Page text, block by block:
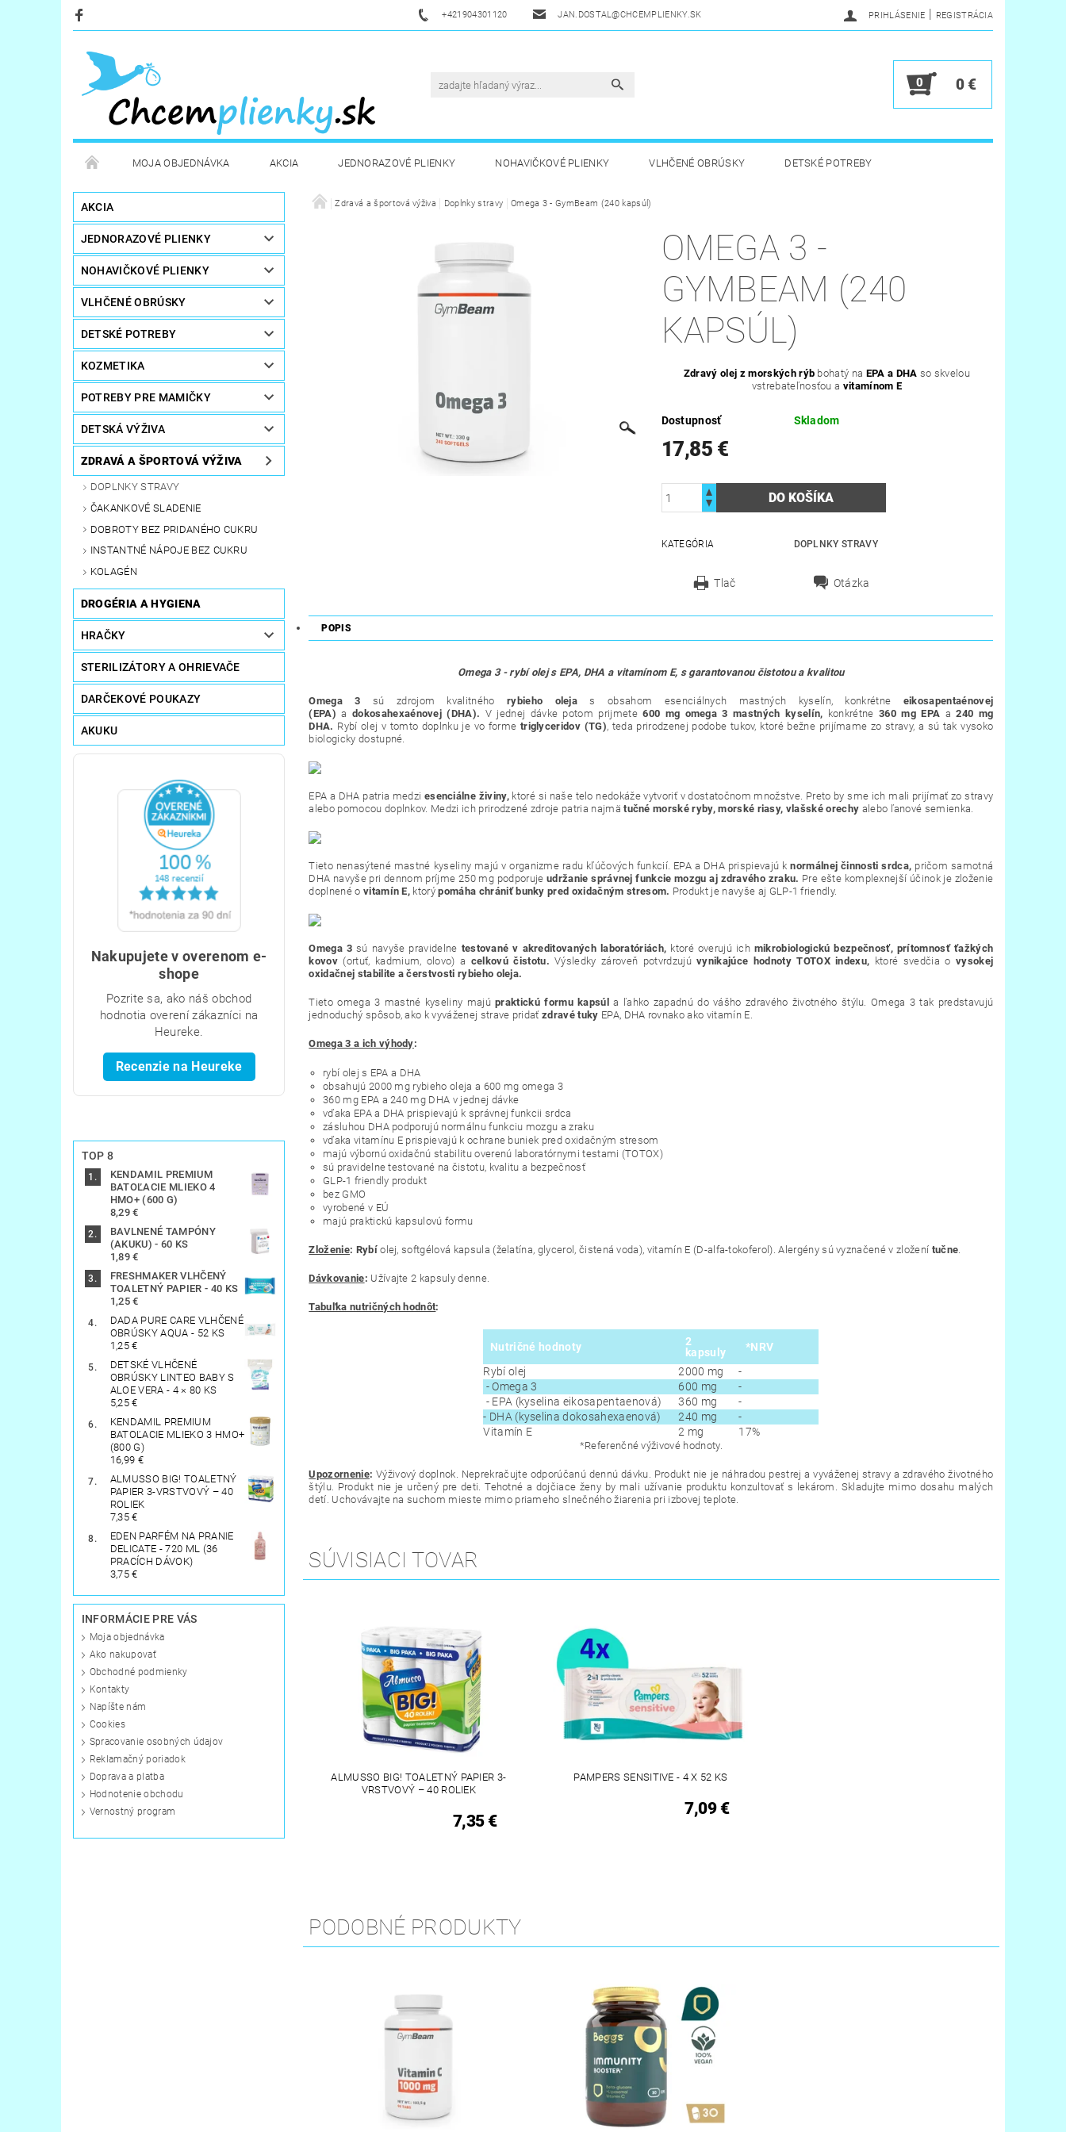
+421904301120 JAN.DOSTAL@CHCEMPLIENKY.SK PRIHLÁSENIE | REGISTRÁCIA
0 0 €
MOJA OBJEDNÁVKA AKCIA JEDNORAZOVÉ PLIENKY NOHAVIČKOVÉ PLIENKY VLHČENÉ OBRÚSKY DETSKÉ POTREBY
KOZMETIKA DETSKÁ VÝŽIVA ZDRAVÁ A ŠPORTOVÁ VÝŽIVA DROGÉRIA A HYGIENA
STERILIZÁTORY A OHRIEVAČE OBCHODNÉ PODMIENKY KONTAKTY VERNOSTNÝ PROGRAM
AKCIA
JEDNORAZOVÉ PLIENKY
NOHAVIČKOVÉ PLIENKY
VLHČENÉ OBRÚSKY
DETSKÉ POTREBY
KOZMETIKA
POTREBY PRE MAMIČKY
DETSKÁ VÝŽIVA
ZDRAVÁ A ŠPORTOVÁ VÝŽIVA
DOPLNKY STRAVY
ČAKANKOVÉ SLADENIE
DOBROTY BEZ PRIDANÉHO CUKRU
INSTANTNÉ NÁPOJE BEZ CUKRU
KOLAGÉN
DROGÉRIA A HYGIENA
HRAČKY
STERILIZÁTORY A OHRIEVAČE
DARČEKOVÉ POUKAZY
AKUKU
Nakupujete v overenom e-
shope
Pozrite sa, ako náš obchod
hodnotia overení zákazníci na
Heureke.
Recenzie na Heureke
TOP 8
KENDAMIL PREMIUM
BATOĽACIE MLIEKO 4
HMO+ (600 G)
8,29 €
BAVLNENÉ TAMPÓNY
(AKUKU) - 60 KS
1,89 €
FRESHMAKER VLHČENÝ
TOALETNÝ PAPIER - 40 KS
1,25 €
DADA PURE CARE VLHČENÉ
OBRÚSKY AQUA - 52 KS
1,25 €
DETSKÉ VLHČENÉ
OBRÚSKY LINTEO BABY S
ALOE VERA - 4 × 80 KS
5,25 €
KENDAMIL PREMIUM
BATOĽACIE MLIEKO 3 HMO+
(800 G)
16,99 €
ALMUSSO BIG! TOALETNÝ
PAPIER 3-VRSTVOVÝ – 40
ROLIEK
7,35 €
EDEN PARFÉM NA PRANIE
DELICATE - 720 ML (36
PRACÍCH DÁVOK)
3,75 €
INFORMÁCIE PRE VÁS
Moja objednávka
Ako nakupovať
Obchodné podmienky
Kontakty
Napíšte nám
Cookies
Spracovanie osobných údajov
Reklamačný poriadok
Doprava a platba
Hodnotenie obchodu
Vernostný program
Zdravá a športová výživa Doplnky stravy Omega 3 - GymBeam (240 kapsúl)
OMEGA 3 -
GYMBEAM (240
KAPSÚL)
Zdravý olej z morských rýb bohatý na EPA a DHA so skvelou
vstrebateľnosťou a vitamínom E
Dostupnosť Skladom
17,85 €
KATEGÓRIA DOPLNKY STRAVY
Tlač Otázka
POPIS
Omega 3 - rybí olej s EPA, DHA a vitamínom E, s garantovanou čistotou a kvalitou
Omega 3 sú zdrojom kvalitného rybieho oleja s obsahom esenciálnych mastných kyselín, konkrétne
eikosapentaénovej
(EPA) a dokosahexaénovej (DHA). V jednej dávke potom prijmete 600 mg omega 3 mastných kyselín, konkrétne 360 mg EPA a 240 mg
DHA. Rybí olej v tomto doplnku je vo forme triglyceridov (TG), teda prirodzenej podobe tukov, ktoré bežne prijímame zo stravy, a sú tak vysoko
biologicky dostupné.
EPA a DHA patria medzi esenciálne živiny, ktoré si naše telo nedokáže vytvoriť v dostatočnom množstve. Preto by sme ich mali prijímať zo stravy
alebo pomocou doplnkov. Medzi ich prirodzené zdroje patria najmä tučné morské ryby, morské riasy, vlašské orechy alebo ľanové semienka.
Tieto nenasýtené mastné kyseliny majú v organizme radu kľúčových funkcií. EPA a DHA prispievajú k normálnej činnosti srdca, pričom samotná
DHA navyše pri dennom príjme 250 mg podporuje udržanie správnej funkcie mozgu aj zdravého zraku. Pre ešte komplexnejší účinok je zloženie
doplnené o vitamín E, ktorý pomáha chrániť bunky pred oxidačným stresom. Produkt je navyše aj GLP‑1 friendly.
Omega 3 sú navyše pravidelne testované v akreditovaných laboratóriách, ktoré overujú ich mikrobiologickú bezpečnosť, prítomnosť ťažkých
kovov (ortuť, kadmium, olovo) a celkovú čistotu. Výsledky zároveň potvrdzujú vynikajúce hodnoty TOTOX indexu, ktoré svedčia o vysokej
oxidačnej stabilite a čerstvosti rybieho oleja.
Tieto omega 3 mastné kyseliny majú praktickú formu kapsúl
a ľahko zapadnú do vášho zdravého životného štýlu. Omega 3 tak predstavujú
jednoduchý spôsob, ako k vyváženej strave pridať zdravé tuky EPA, DHA rovnako ako vitamín E.
Omega 3 a ich výhody:
rybí olej s EPA a DHA
obsahujú 2000 mg rybieho oleja a 600 mg omega 3
360 mg EPA a 240 mg DHA v jednej dávke
vďaka EPA a DHA prispievajú k správnej funkcii srdca
zásluhou DHA podporujú normálnu funkciu mozgu a zraku
vďaka vitamínu E prispievajú k ochrane buniek pred oxidačným stresom
majú výbornú oxidačnú stabilitu overenú laboratórnymi testami (TOTOX)
sú pravidelne testované na čistotu, kvalitu a bezpečnosť
GLP-1 friendly produkt
bez GMO
vyrobené v EÚ
majú praktickú kapsulovú formu
Zloženie: Rybí olej, softgélová kapsula (želatína, glycerol, čistená voda), vitamín E (D-alfa-tokoferol). Alergény sú vyznačené v zložení tučne.
Dávkovanie: Užívajte 2 kapsuly denne.
Tabuľka nutričných hodnôt:
Nutričné hodnoty
2
kapsuly
*NRV
Rybí olej
2000 mg
-
- Omega 3
600 mg
-
- EPA (kyselina eikosapentaenová)
360 mg
-
- DHA (kyselina dokosahexaenová)
240 mg
-
Vitamín E
2 mg 17%
*Referenčné výživové hodnoty.
Upozornenie: Výživový doplnok. Neprekračujte odporúčanú dennú dávku. Produkt nie je náhradou pestrej a vyváženej stravy a zdravého životného
štýlu. Produkt nie je určený pre deti. Tehotné a dojčiace ženy by mali užívanie produktu konzultovať s lekárom. Skladujte mimo dosahu malých
detí. Uchovávajte na suchom mieste mimo priameho slnečného žiarenia pri izbovej teplote.
SÚVISIACI TOVAR
ALMUSSO BIG! TOALETNÝ PAPIER 3-
VRSTVOVÝ – 40 ROLIEK
7,35 €
PAMPERS SENSITIVE - 4 X 52 KS
7,09 €
PODOBNÉ PRODUKTY